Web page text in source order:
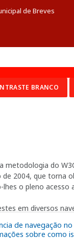
de Breves
de navegação
sobre como
BRANCO
do
2004, que
o pleno acesso
em diversos